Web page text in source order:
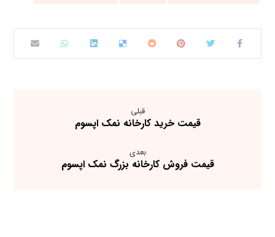
قبلی
قیمت خرید کارخانه نمک اپسوم
بعدی
قیمت فروش کارخانه بزرگ نمک اپسوم